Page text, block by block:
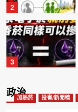
2
3
政治
加熱菸 投書/新聞稿